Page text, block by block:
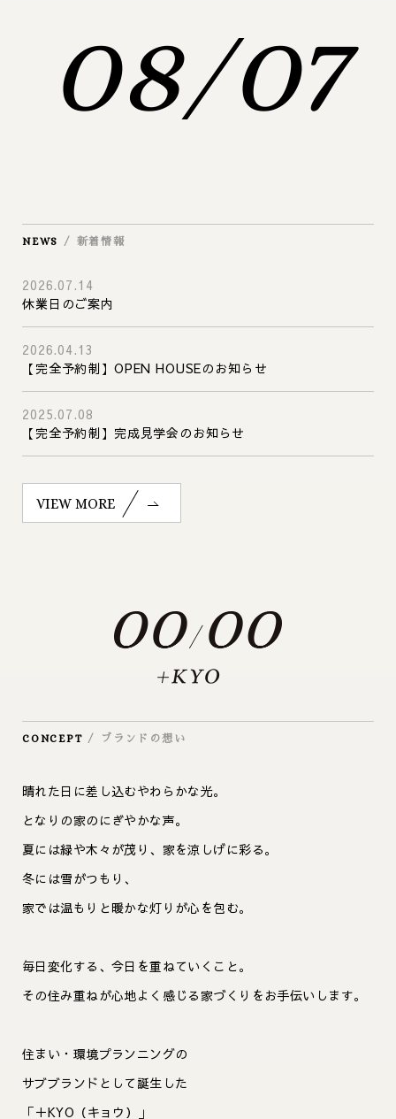
08/07
NEWS / 新着情報
2026.07.14
休業日のご案内
2026.04.13
【完全予約制】OPEN HOUSEのお知らせ
2025.07.08
【完全予約制】完成見学会のお知らせ
VIEW MORE
CONCEPT / ブランドの想い
晴れた日に差し込むやわらかな光。
となりの家のにぎやかな声。
夏には緑や木々が茂り、家を涼しげに彩る。
冬には雪がつもり、
家では温もりと暖かな灯りが心を包む。
毎日変化する、今日を重ねていくこと。
その住み重ねが心地よく感じる家づくりをお手伝いします。
住まい・環境プランニングの
サブブランドとして誕生した
「＋KYO（キョウ）」